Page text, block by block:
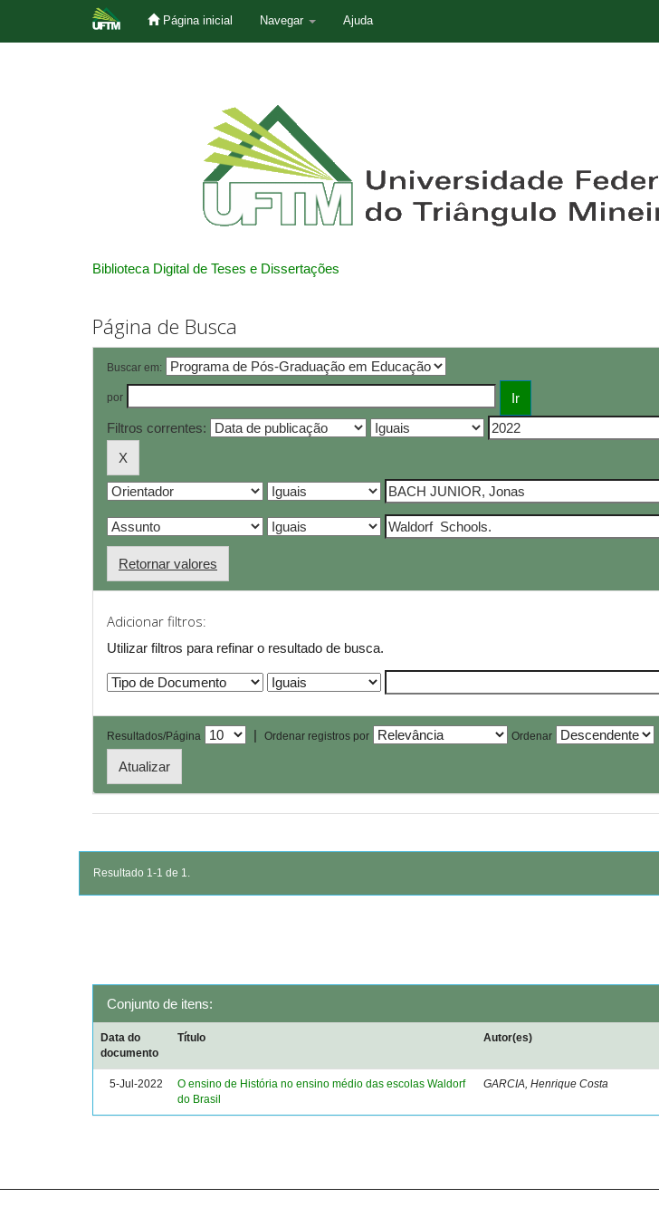
Página inicial Navegar Ajuda
Biblioteca Digital de Teses e Dissertações
Página de Busca
Buscar em:
por
Filtros correntes:
Retornar valores
Adicionar filtros:
Utilizar filtros para refinar o resultado de busca.
Resultados/Página | Ordenar registros por Ordenar
Resultado 1-1 de 1.
Conjunto de itens:
Data do
documento
Título Autor(es)
5-Jul-2022
O ensino de História no ensino médio das escolas Waldorf
do Brasil
GARCIA, Henrique Costa